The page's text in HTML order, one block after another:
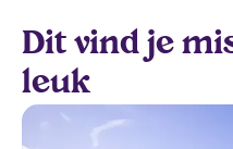
Dit vind je
leuk